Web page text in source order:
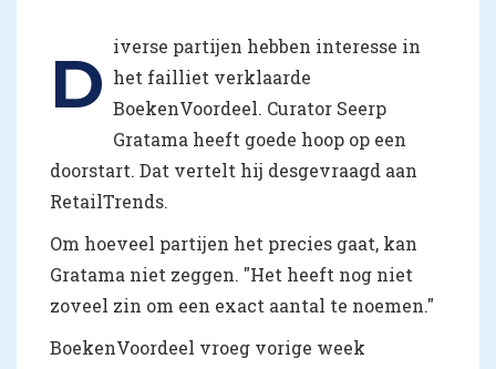
D iverse partijen hebben interesse in
het failliet verklaarde
BoekenVoordeel. Curator Seerp
Gratama heeft goede hoop op een
doorstart. Dat vertelt hij desgevraagd aan
RetailTrends.
Om hoeveel partijen het precies gaat, kan
Gratama niet zeggen. "Het heeft nog niet
zoveel zin om een exact aantal te noemen."
BoekenVoordeel vroeg vorige week